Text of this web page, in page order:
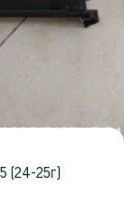
(24-25г)